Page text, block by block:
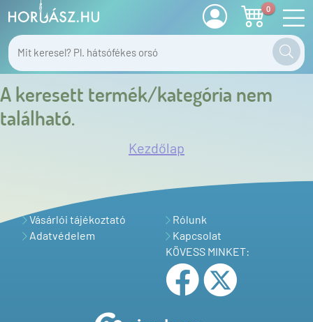
0
A keresett termék/kategória nem
található.
Kezdőlap
Vásárlói tájékoztató
Adatvédelem
Rólunk
Kapcsolat
KÖVESS MINKET: